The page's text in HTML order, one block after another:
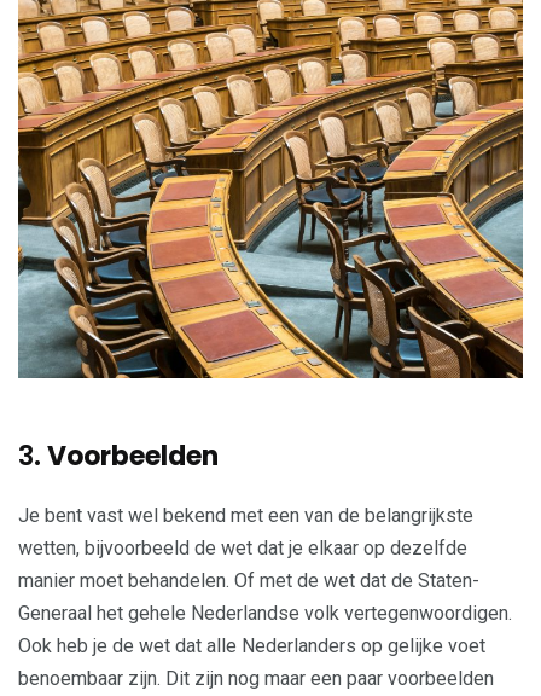
3.Voorbeelden
Je bent vast wel bekend met een van de belangrijkste
wetten, bijvoorbeeld de wet dat je elkaar op dezelfde
manier moet behandelen. Of met de wet dat de Staten-
Generaal het gehele Nederlandse volk vertegenwoordigen.
Ook heb je de wet dat alle Nederlanders op gelijke voet
benoembaar zijn. Dit zijn nog maar een paar voorbeelden